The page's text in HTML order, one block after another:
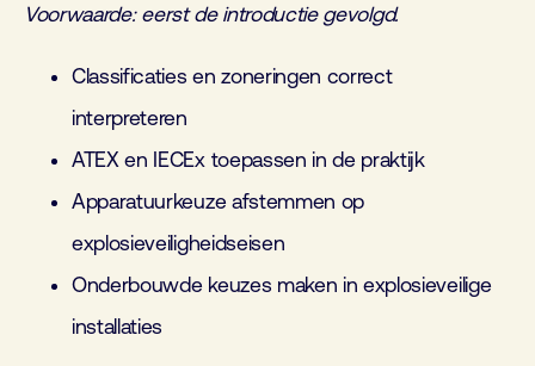
Voorwaarde: eerst de introductie gevolgd.
Classificaties en zoneringen correct
interpreteren
ATEX en IECEx toepassen in de praktijk
Apparatuurkeuze afstemmen op
explosieveiligheidseisen
Onderbouwde keuzes maken in explosieveilige
installaties